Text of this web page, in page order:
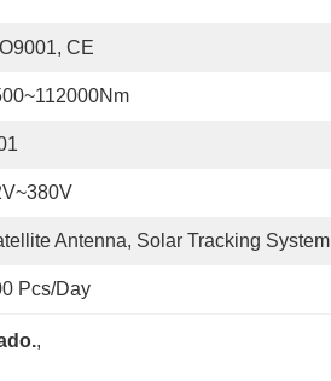
CE
Antenna, Solar Tracking System
Pcs/day
,